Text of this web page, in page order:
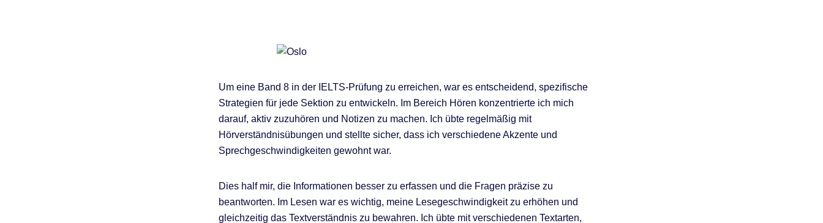
Um eine Band 8 in der IELTS-Prüfung zu erreichen, war es entscheidend, spezifische
Strategien für jede Sektion zu entwickeln. Im Bereich Hören konzentrierte ich mich
darauf, aktiv zuzuhören und Notizen zu machen. Ich übte regelmäßig mit
Hörverständnisübungen und stellte sicher, dass ich verschiedene Akzente und
Sprechgeschwindigkeiten gewohnt war.
Dies half mir, die Informationen besser zu erfassen und die Fragen präzise zu
beantworten. Im Lesen war es wichtig, meine Lesegeschwindigkeit zu erhöhen und
gleichzeitig das Textverständnis zu bewahren. Ich übte mit verschiedenen Textarten,